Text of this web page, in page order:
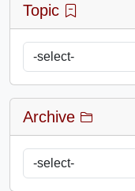
Topic
Archive